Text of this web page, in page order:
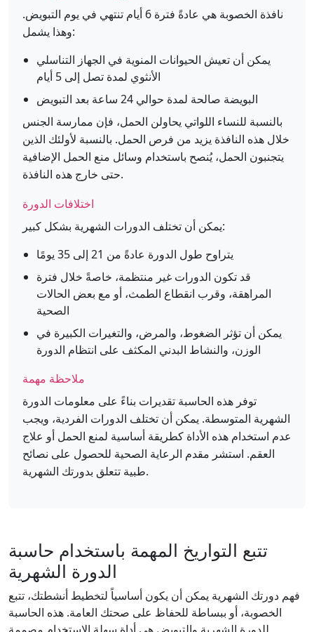
نافذة الخصوبة هي عادةً فترة 6 أيام تنتهي في يوم التبويض.
وهذا يشمل:
يمكن أن تعيش الحيوانات المنوية في الجهاز التناسلي
الأنثوي لمدة تصل إلى 5 أيام
البويضة صالحة لمدة حوالي 24 ساعة بعد التبويض
بالنسبة للنساء اللواتي يحاولن الحمل، فإن ممارسة الجنس
خلال هذه النافذة يزيد من فرص الحمل. بالنسبة لأولئك الذين
يتجنبون الحمل، يُنصح باستخدام وسائل منع الحمل الإضافية
حتى خارج هذه النافذة.
اختلافات الدورة
يمكن أن تختلف الدورات الشهرية بشكل كبير:
يتراوح طول الدورة عادةً من 21 إلى 35 يومًا
قد تكون الدورات غير منتظمة، خاصةً خلال فترة
المراهقة، وقرب انقطاع الطمث، أو مع بعض الحالات
الصحية
يمكن أن تؤثر الضغوط، والمرض، والتغيرات الكبيرة في
الوزن، والنشاط البدني المكثف على انتظام الدورة
ملاحظة مهمة
توفر هذه الحاسبة تقديرات بناءً على معلومات الدورة
الشهرية المتوسطة. يمكن أن تختلف الدورات الفردية، ويجب
عدم استخدام هذه الأداة كطريقة أساسية لمنع الحمل أو علاج
العقم. استشر مقدم الرعاية الصحية للحصول على نصائح
طبية تتعلق بدورتك الشهرية.
تتبع التواريخ المهمة باستخدام حاسبة
الدورة الشهرية
فهم دورتك الشهرية يمكن أن يكون أساسياً لتخطيط أنشطتك، تتبع
الخصوبة، أو ببساطة للحفاظ على صحتك العامة. هذه الحاسبة